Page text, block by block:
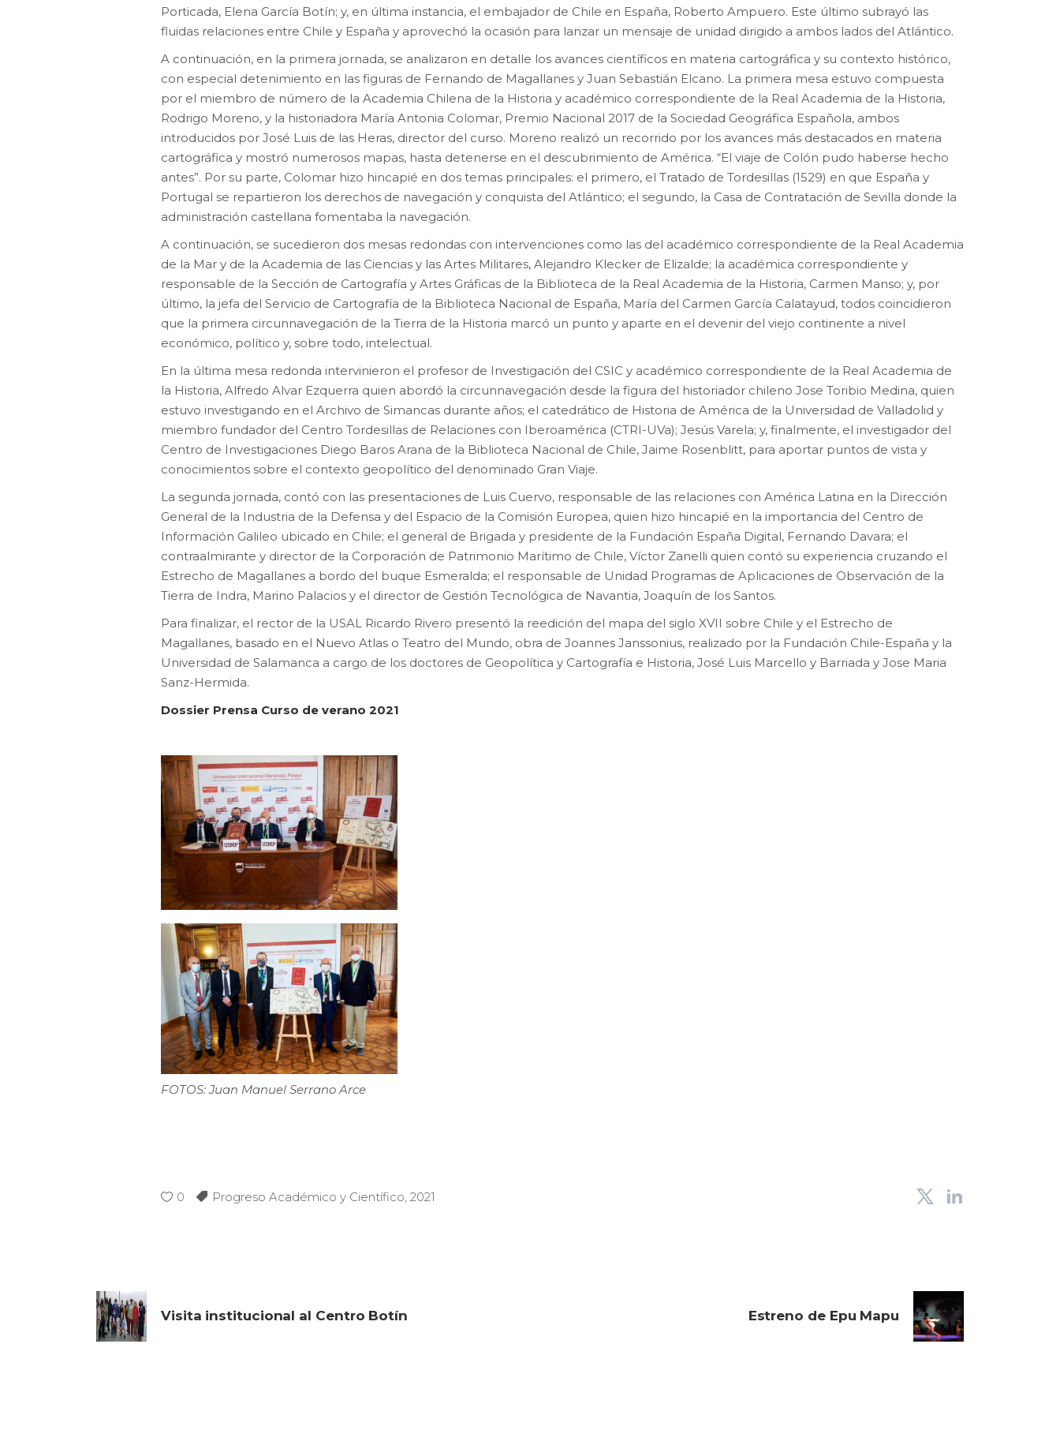
Porticada, Elena García Botín; y, en última instancia, el embajador de Chile en España, Roberto Ampuero. Este último subrayó las
fluidas relaciones entre Chile y España y aprovechó la ocasión para lanzar un mensaje de unidad dirigido a ambos lados del Atlántico.
A continuación, en la primera jornada, se analizaron en detalle los avances científicos en materia cartográfica y su contexto histórico,
con especial detenimiento en las figuras de Fernando de Magallanes y Juan Sebastián Elcano. La primera mesa estuvo compuesta
por el miembro de número de la Academia Chilena de la Historia y académico correspondiente de la Real Academia de la Historia,
Rodrigo Moreno, y la historiadora María Antonia Colomar, Premio Nacional 2017 de la Sociedad Geográfica Española, ambos
introducidos por José Luis de las Heras, director del curso. Moreno realizó un recorrido por los avances más destacados en materia
cartográfica y mostró numerosos mapas, hasta detenerse en el descubrimiento de América. “El viaje de Colón pudo haberse hecho
antes”. Por su parte, Colomar hizo hincapié en dos temas principales: el primero, el Tratado de Tordesillas (1529) en que España y
Portugal se repartieron los derechos de navegación y conquista del Atlántico; el segundo, la Casa de Contratación de Sevilla donde la
administración castellana fomentaba la navegación.
A continuación, se sucedieron dos mesas redondas con intervenciones como las del académico correspondiente de la Real Academia
de la Mar y de la Academia de las Ciencias y las Artes Militares, Alejandro Klecker de Elizalde; la académica correspondiente y
responsable de la Sección de Cartografía y Artes Gráficas de la Biblioteca de la Real Academia de la Historia, Carmen Manso; y, por
último, la jefa del Servicio de Cartografía de la Biblioteca Nacional de España, María del Carmen García Calatayud, todos coincidieron
que la primera circunnavegación de la Tierra de la Historia marcó un punto y aparte en el devenir del viejo continente a nivel
económico, político y, sobre todo, intelectual.
En la última mesa redonda intervinieron el profesor de Investigación del CSIC y académico correspondiente de la Real Academia de
la Historia, Alfredo Alvar Ezquerra quien abordó la circunnavegación desde la figura del historiador chileno Jose Toribio Medina, quien
estuvo investigando en el Archivo de Simancas durante años; el catedrático de Historia de América de la Universidad de Valladolid y
miembro fundador del Centro Tordesillas de Relaciones con Iberoamérica (CTRI-UVa); Jesús Varela; y, finalmente, el investigador del
Centro de Investigaciones Diego Baros Arana de la Biblioteca Nacional de Chile, Jaime Rosenblitt, para aportar puntos de vista y
conocimientos sobre el contexto geopolítico del denominado Gran Viaje.
La segunda jornada, contó con las presentaciones de Luis Cuervo, responsable de las relaciones con América Latina en la Dirección
General de la Industria de la Defensa y del Espacio de la Comisión Europea, quien hizo hincapié en la importancia del Centro de
Información Galileo ubicado en Chile; el general de Brigada y presidente de la Fundación España Digital, Fernando Davara; el
contraalmirante y director de la Corporación de Patrimonio Marítimo de Chile, Víctor Zanelli quien contó su experiencia cruzando el
Estrecho de Magallanes a bordo del buque Esmeralda; el responsable de Unidad Programas de Aplicaciones de Observación de la
Tierra de Indra, Marino Palacios y el director de Gestión Tecnológica de Navantia, Joaquín de los Santos.
Para finalizar, el rector de la USAL Ricardo Rivero presentó la reedición del mapa del siglo XVII sobre Chile y el Estrecho de
Magallanes, basado en el Nuevo Atlas o Teatro del Mundo, obra de Joannes Janssonius, realizado por la Fundación Chile-España y la
Universidad de Salamanca a cargo de los doctores de Geopolítica y Cartografía e Historia, José Luis Marcello y Barriada y Jose Maria
Sanz-Hermida.
Dossier Prensa Curso de verano 2021
FOTOS: Juan Manuel Serrano Arce
0 Progreso Académico y Científico, 2021
Visita institucional al Centro Botín Estreno de Epu Mapu